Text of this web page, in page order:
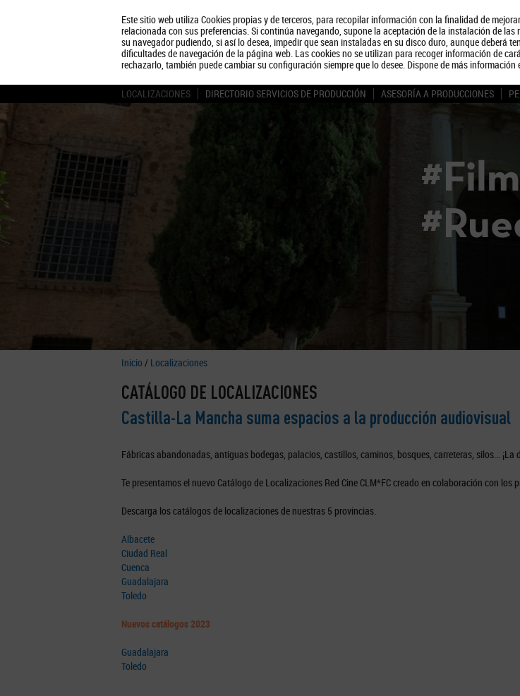
Este sitio web utiliza Cookies propias y de terceros, para recopilar información con la finalidad de
relacionada con sus preferencias. Si continúa navegando, supone la aceptación de la instalación de
su navegador pudiendo, si así lo desea, impedir que sean instaladas en su disco duro, aunque deberá
dificultades de navegación de la página web. Las cookies no se utilizan para recoger información de
rechazarlo, también puede cambiar su configuración siempre que lo desee. Dispone de más información
LOCALIZACIONES DIRECTORIO SERVICIOS DE PRODUCCIÓN ASESORÍA A PRODUCCIONES
Inicio / Localizaciones
CATÁLOGO DE LOCALIZACIONES
Castilla-La Mancha suma espacios a la producción audiovisual
Fábricas abandonadas, antiguas bodegas, palacios, castillos, caminos, bosques, carreteras, silos...
Te presentamos el nuevo Catálogo de Localizaciones Red Cine CLM*FC creado en colaboración con los
Descarga los catálogos de localizaciones de nuestras 5 provincias.
Albacete
Ciudad Real
Cuenca
Guadalajara
Toledo
Nuevos catálogos 2023
Guadalajara
Toledo